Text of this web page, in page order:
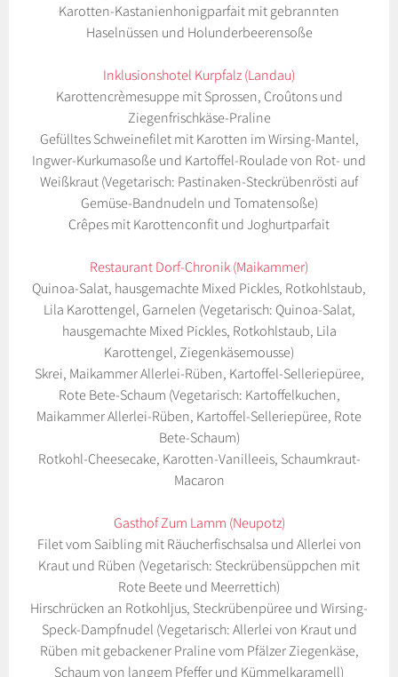
Karotten-Kastanienhonigparfait mit gebrannten
Haselnüssen und Holunderbeerensoße
Inklusionshotel Kurpfalz (Landau)
Karottencrèmesuppe mit Sprossen, Croûtons und
Ziegenfrischkäse-Praline
Gefülltes Schweinefilet mit Karotten im Wirsing-Mantel,
Ingwer-Kurkumasoße und Kartoffel-Roulade von Rot- und
Weißkraut (Vegetarisch: Pastinaken-Steckrübenrösti auf
Gemüse-Bandnudeln und Tomatensoße)
Crêpes mit Karottenconfit und Joghurtparfait
Restaurant Dorf-Chronik (Maikammer)
Quinoa-Salat, hausgemachte Mixed Pickles, Rotkohlstaub,
Lila Karottengel, Garnelen (Vegetarisch: Quinoa-Salat,
hausgemachte Mixed Pickles, Rotkohlstaub, Lila
Karottengel, Ziegenkäsemousse)
Skrei, Maikammer Allerlei-Rüben, Kartoffel-Selleriepüree,
Rote Bete-Schaum (Vegetarisch: Kartoffelkuchen,
Maikammer Allerlei-Rüben, Kartoffel-Selleriepüree, Rote
Bete-Schaum)
Rotkohl-Cheesecake, Karotten-Vanilleeis, Schaumkraut-
Macaron
Gasthof Zum Lamm (Neupotz)
Filet vom Saibling mit Räucherfischsalsa und Allerlei von
Kraut und Rüben (Vegetarisch: Steckrübensüppchen mit
Rote Beete und Meerrettich)
Hirschrücken an Rotkohljus, Steckrübenpüree und Wirsing-
Speck-Dampfnudel (Vegetarisch: Allerlei von Kraut und
Rüben mit gebackener Praline vom Pfälzer Ziegenkäse,
Schaum von langem Pfeffer und Kümmelkaramell)